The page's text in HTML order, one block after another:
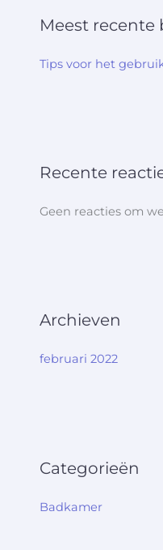
Meest recente
Tips voor het
Recente
Geen reacties om
Archieven
februari 2022
Categorieën
Badkamer